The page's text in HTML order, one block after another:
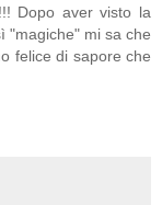
Dopo aver visto la
"magiche" mi sa che
felice di sapore che